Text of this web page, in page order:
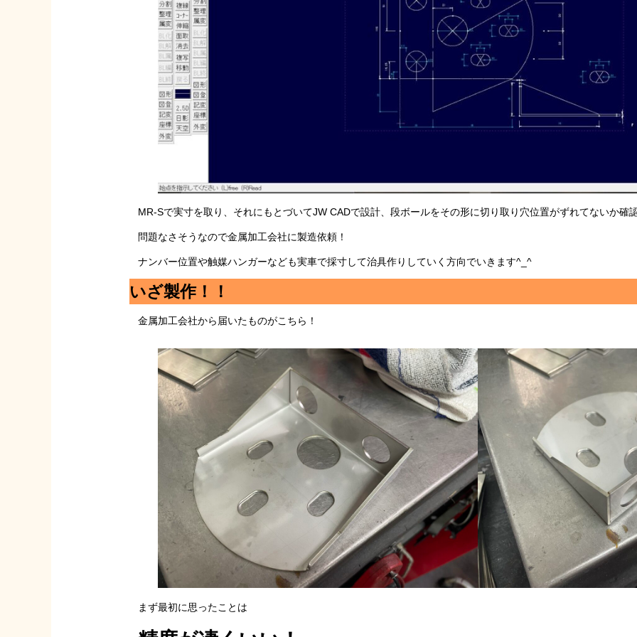
MR-Sで実寸を取り、それにもとづいてJW CADで設計、段ボールをその形に切り取り穴位置がずれてないか確
問題なさそうなので金属加工会社に製造依頼！
ナンバー位置や触媒ハンガーなども実車で採寸して治具作りしていく方向でいきます^_^
いざ製作！！
金属加工会社から届いたものがこちら！
まず最初に思ったことは